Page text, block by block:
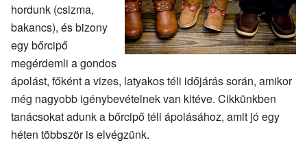
hordunk (csizma,
bakancs), és bizony
egy bőrcipő
megérdemli a gondos
ápolást, főként a vizes, latyakos téli időjárás során, amikor
még nagyobb igénybevételnek van kitéve. Cikkünkben
tanácsokat adunk a bőrcipő téli ápolásához, amit jó egy
héten többször is elvégzünk.